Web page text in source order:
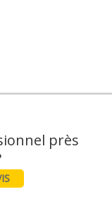
près